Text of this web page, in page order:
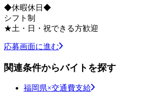
◆休暇休日◆
シフト制
★土・日・祝できる方歓迎
応募画面に進む
関連条件からバイトを探す
福岡県×交通費支給